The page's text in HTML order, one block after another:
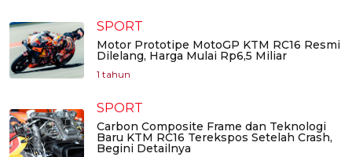
SPORT
Motor Prototipe MotoGP KTM RC16 Resmi
Dilelang, Harga Mulai Rp6,5 Miliar
1 tahun
SPORT
Carbon Composite Frame dan Teknologi
Baru KTM RC16 Terekspos Setelah Crash,
Begini Detailnya